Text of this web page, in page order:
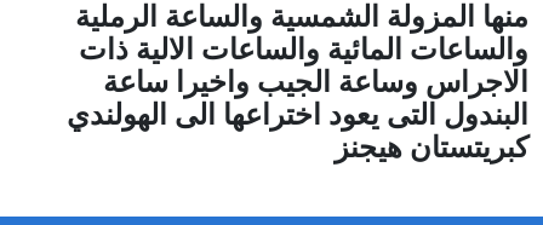
منها المزولة الشمسية والساعة الرملية
والساعات المائية والساعات الالية ذات
الاجراس وساعة الجيب واخيرا ساعة
البندول التى يعود اختراعها الى الهولندي
كبريتستان هيجنز